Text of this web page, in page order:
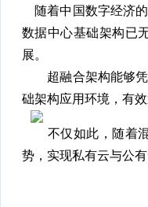
随着中国数字经济的
数据中心基础架构已
展。
超融合架构能够凭
础架构应用环境，有
不仅如此，随着混
势，实现私有云与公